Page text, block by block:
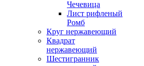
Чечевица
Лист рифленый
Ромб
Круг нержавеющий
Квадрат
нержавеющий
Шестигранник